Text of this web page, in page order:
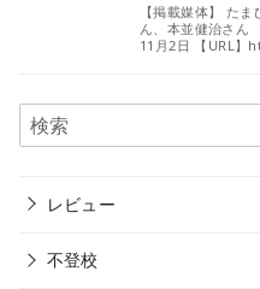
【掲載媒体】 た
ん、本並健治さん
11月2日 【URL】
レビュー
不登校